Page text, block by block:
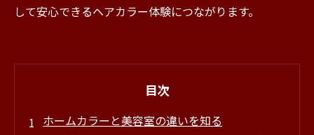
して安心できるヘアカラー体験につながります。
目次
ホームカラーと美容室の違いを知る